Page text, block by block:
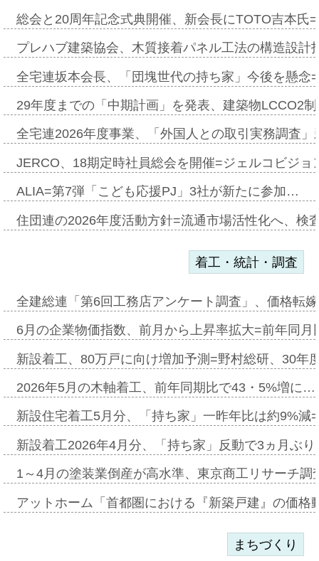
総会と20周年記念式典開催、新会長にTOTO吉本氏
プレハブ建築協会、木質接着パネル工法の構造設
全宅連坂本会長、「団塊世代の持ち家」今後を懸
29年度までの「中期計画」を発表、建築物LCCO2
全宅連2026年度事業、「外国人との取引実務調査
JERCO、18期定時社員総会を開催=ジェルコビジ
ALIA=第7弾「こども応援PJ」3社が新たに参加…
住団連の2026年度活動方針=流通市場活性化へ、検
着工・統計・調査
全建総連「第6回工務店アンケート調査」、価格転
6月の企業物価指数、前月から上昇率拡大=前年同
新設着工、80万戸に向け増加予測=野村総研、30年
2026年5月の木軸着工、前年同期比で43・5%増に…
新設住宅着工5月分、「持ち家」一昨年比は約9%
新設着工2026年4月分、「持ち家」反動で3ヵ月ぶ
1～4月の塗装業倒産が高水準、東京商工リサーチ
アットホーム「首都圏における『新築戸建』の価
まちづくり